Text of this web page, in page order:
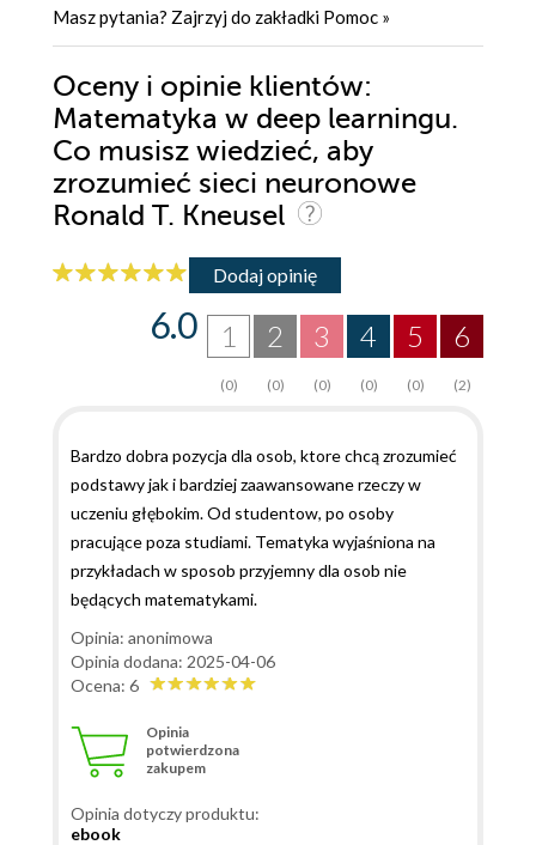
Masz pytania? Zajrzyj do zakładki Pomoc »
Oceny i opinie klientów:
Matematyka w deep learningu.
Co musisz wiedzieć, aby
zrozumieć sieci neuronowe
Ronald T. Kneusel
Dodaj opinię
6
(2)
5
(0)
4
(0)
3
(0)
2
(0)
1
(0)
6.0
Bardzo dobra pozycja dla osob, ktore chcą zrozumieć
podstawy jak i bardziej zaawansowane rzeczy w
uczeniu głębokim. Od studentow, po osoby
pracujące poza studiami. Tematyka wyjaśniona na
przykładach w sposob przyjemny dla osob nie
będących matematykami.
Opinia: anonimowa
Opinia dodana: 2025-04-06
Ocena: 6
Opinia
potwierdzona
zakupem
Opinia dotyczy produktu:
ebook